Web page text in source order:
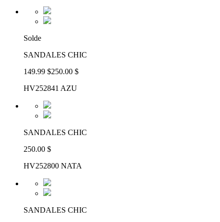
Solde
SANDALES CHIC
149.99 $250.00 $
HV252841 AZU
SANDALES CHIC
250.00 $
HV252800 NATA
SANDALES CHIC